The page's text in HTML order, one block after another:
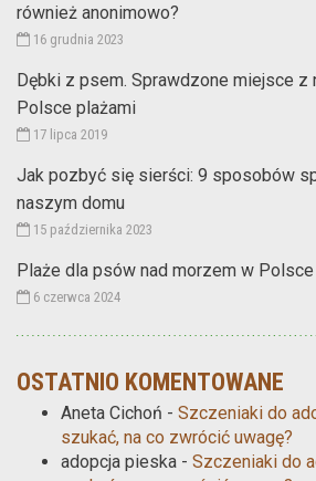
również anonimowo?
16 grudnia 2023
Dębki z psem. Sprawdzone miejsce z
Polsce plażami
17 lipca 2019
Jak pozbyć się sierści: 9 sposobów
naszym domu
15 października 2023
Plaże dla psów nad morzem w
6 czerwca 2024
OSTATNIO KOMENTOWANE
Aneta Cichoń - Szczeniaki do
szukać, na co zwrócić uwagę?
adopcja pieska - Szczeniaki do